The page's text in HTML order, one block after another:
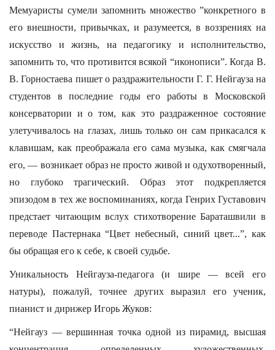
Мемуаристы сумели запомнить множество ”конкретного в
его внешности, привычках, и разумеется, в воззрениях на
искусство и жизнь, на педагогику и исполнительство,
запомнить то, что противится всякой “иконописи”. Когда В.
В. Горностаева пишет о раздражительности Г. Г. Нейгауза на
студентов в последние годы его работы в Московской
консерватории и о том, как это раздраженное состояние
улетучивалось на глазах, лишь только он сам прикасался к
клавишам, как преображала его сама музыка, как смягчала
его, — возникает образ не просто живой и одухотворенный,
но глубоко трагический. Образ этот подкрепляется
эпизодом в тех же воспоминаниях, когда Генрих Густавович
предстает читающим вслух стихотворение Бараташвили в
переводе Пастернака “Цвет небесный, синий цвет...”, как
бы обращая его к себе, к своей судьбе.
Уникальность Нейгауза-педагога (и шире — всей его
натуры), пожалуй, точнее других выразил его ученик,
пианист и дирижер Игорь Жуков:
“Нейгауз — вершинная точка одной из пирамид, высшая